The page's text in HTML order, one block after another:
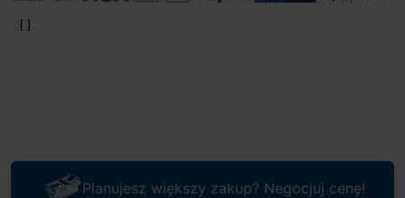
Planujesz większy zakup? Negocjuj cenę!